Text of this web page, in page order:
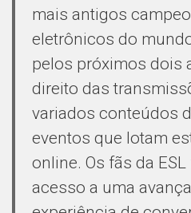
mais antigos
eletrônicos do
pelos próximos dois
direito das
variados conteúdos
eventos que lotam
online. Os fãs da
acesso a uma